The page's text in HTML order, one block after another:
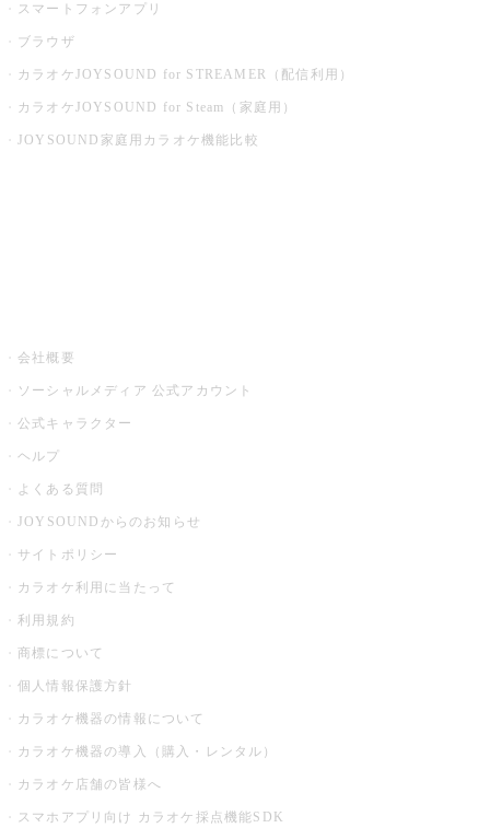
スマートフォンアプリ
ブラウザ
カラオケJOYSOUND for STREAMER（配信利用）
カラオケJOYSOUND for Steam（家庭用）
JOYSOUND家庭用カラオケ機能比較
会社概要
ソーシャルメディア 公式アカウント
公式キャラクター
ヘルプ
よくある質問
JOYSOUNDからのお知らせ
サイトポリシー
カラオケ利用に当たって
利用規約
商標について
個人情報保護方針
カラオケ機器の情報について
カラオケ機器の導入（購入・レンタル）
カラオケ店舗の皆様へ
スマホアプリ向け カラオケ採点機能SDK